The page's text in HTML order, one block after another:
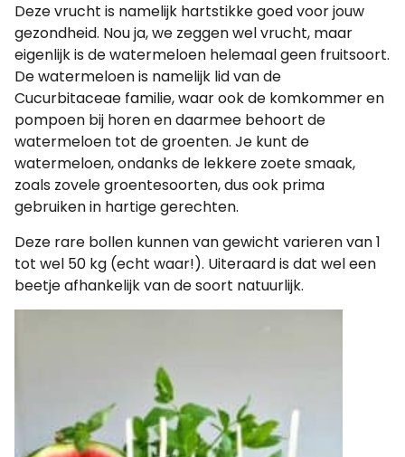
Deze vrucht is namelijk hartstikke goed voor jouw
gezondheid. Nou ja, we zeggen wel vrucht, maar
eigenlijk is de watermeloen helemaal geen fruitsoort.
De watermeloen is namelijk lid van de
Cucurbitaceae familie, waar ook de komkommer en
pompoen bij horen en daarmee behoort de
watermeloen tot de groenten. Je kunt de
watermeloen, ondanks de lekkere zoete smaak,
zoals zovele groentesoorten, dus ook prima
gebruiken in hartige gerechten.
Deze rare bollen kunnen van gewicht varieren van 1
tot wel 50 kg (echt waar!). Uiteraard is dat wel een
beetje afhankelijk van de soort natuurlijk.